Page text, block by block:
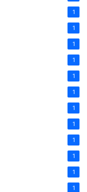
1
1
1
1
1
1
1
1
1
1
1
1